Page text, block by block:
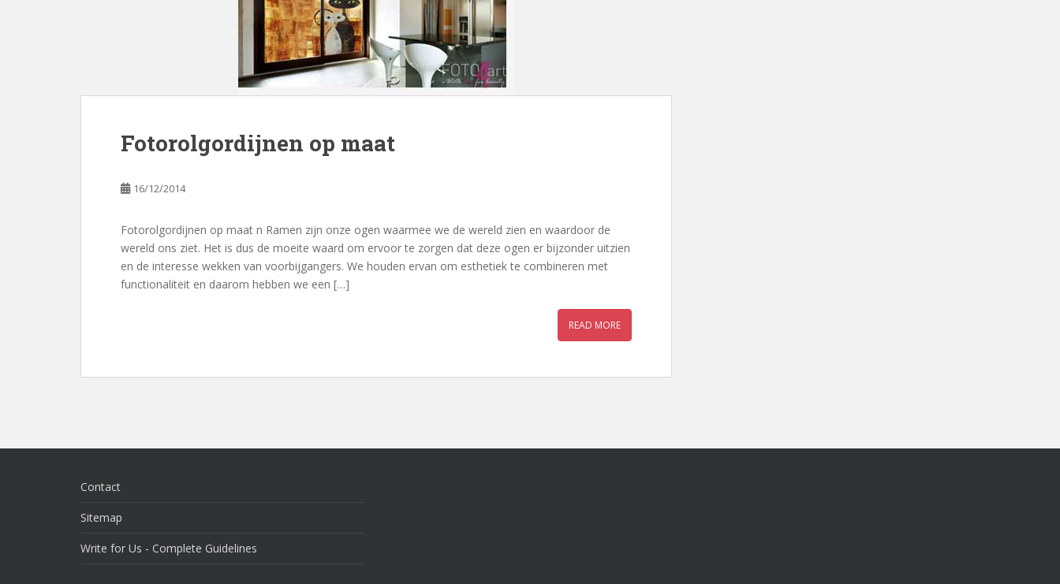
Fotorolgordijnen op maat
16/12/2014
Fotorolgordijnen op maat n Ramen zijn onze ogen waarmee we de wereld zien en waardoor de
wereld ons ziet. Het is dus de moeite waard om ervoor te zorgen dat deze ogen er bijzonder uitzien
en de interesse wekken van voorbijgangers. We houden ervan om esthetiek te combineren met
functionaliteit en daarom hebben we een […]
READ MORE
Contact
Sitemap
Write for Us - Complete Guidelines